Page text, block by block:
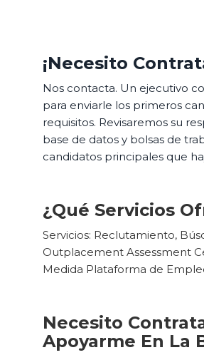
¡Necesito
Nos contacta. Un ejecutivo
para enviarle los primeros
requisitos. Revisaremos su
base de datos y bolsas de
candidatos principales que
¿Qué Servicios
Servicios: Reclutamiento,
Outplacement Assessment
Medida Plataforma de
Necesito
Apoyarme En La